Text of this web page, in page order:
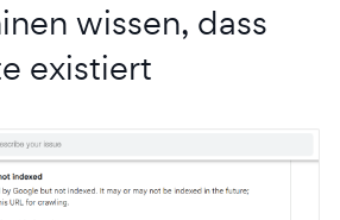
wissen, dass
existiert